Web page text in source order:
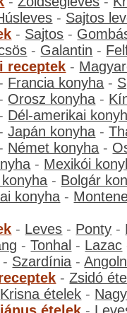
- Sajtos
- Sajtos -
- Galantin -
receptek -
- Francia konyha -
- Orosz konyha -
- Dél-amerikai
-Japán konyha -
- Német konyha -
- Mexikói
- Bolgár
konyha -
- Leves - Ponty -
-Tonhal - Lazac
- Szardínia -
-Zsidó
Krisna ételek -